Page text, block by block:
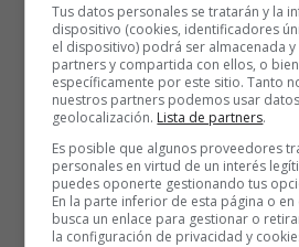
. Qué sería y dónde estaría
Tus datos personales se tratarán y la
dispositivo (cookies, identificadores
el dispositivo) podrá ser almacenada
partners y compartida con ellos, o
específicamente por este sitio. Tanto
nuestros partners podemos usar
geolocalización. Lista de partners.
Es posible que algunos proveedores
personales en virtud de un interés
puedes oponerte gestionando tus
En la parte inferior de esta página o
busca un enlace para gestionar o
la configuración de privacidad y